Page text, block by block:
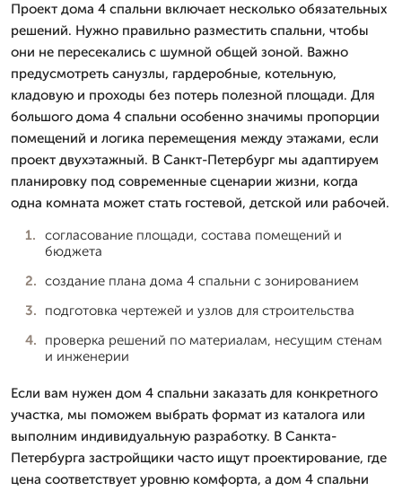
Проект дома 4 спальни включает несколько обязательных
решений. Нужно правильно разместить спальни, чтобы
они не пересекались с шумной общей зоной. Важно
предусмотреть санузлы, гардеробные, котельную,
кладовую и проходы без потерь полезной площади. Для
большого дома 4 спальни особенно значимы пропорции
помещений и логика перемещения между этажами, если
проект двухэтажный. В Санкт-Петербург мы адаптируем
планировку под современные сценарии жизни, когда
одна комната может стать гостевой, детской или рабочей.
согласование площади, состава помещений и
бюджета
создание плана дома 4 спальни с зонированием
подготовка чертежей и узлов для строительства
проверка решений по материалам, несущим стенам
и инженерии
Если вам нужен дом 4 спальни заказать для конкретного
участка, мы поможем выбрать формат из каталога или
выполним индивидуальную разработку. В Санкта-
Петербурга застройщики часто ищут проектирование, где
цена соответствует уровню комфорта, а дом 4 спальни